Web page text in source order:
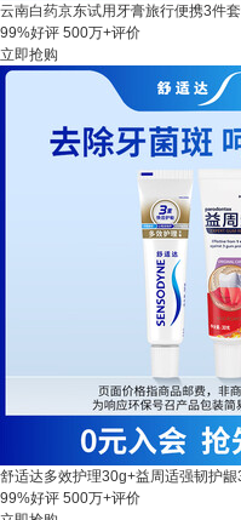
云南白药京东试用牙膏旅行便携3件
99%好评 500万+评价
立即抢购
舒适达多效护理30g+益周适强韧护龈
99%好评 500万+评价